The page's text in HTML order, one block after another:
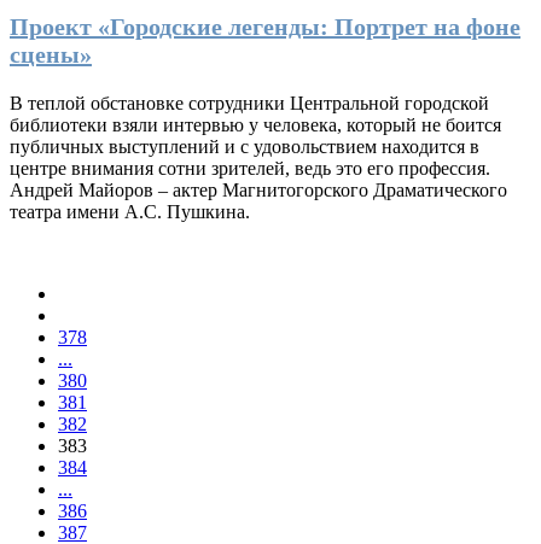
Проект «Городские легенды: Портрет на фоне
сцены»
В теплой обстановке сотрудники Центральной городской
библиотеки взяли интервью у человека, который не боится
публичных выступлений и с удовольствием находится в
центре внимания сотни зрителей, ведь это его профессия.
Андрей Майоров – актер Магнитогорского Драматического
театра имени А.С. Пушкина.
378
...
380
381
382
383
384
...
386
387